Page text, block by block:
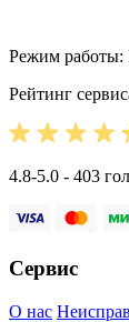
Режим работы:
Рейтинг
4.8-5.0 - 403
Сервис
О нас